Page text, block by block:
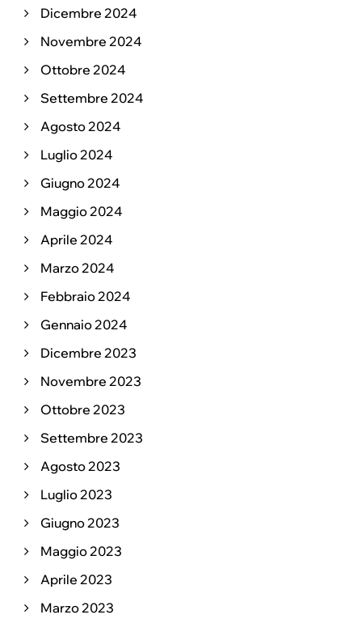
Dicembre 2024
Novembre 2024
Ottobre 2024
Settembre 2024
Agosto 2024
Luglio 2024
Giugno 2024
Maggio 2024
Aprile 2024
Marzo 2024
Febbraio 2024
Gennaio 2024
Dicembre 2023
Novembre 2023
Ottobre 2023
Settembre 2023
Agosto 2023
Luglio 2023
Giugno 2023
Maggio 2023
Aprile 2023
Marzo 2023